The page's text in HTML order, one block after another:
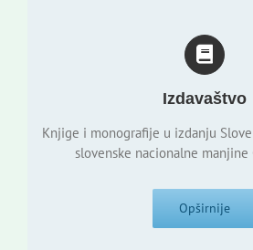
Izdavaštvo
Knjige i monografije u izdanju
slovenske nacionalne manjine
Opširnije